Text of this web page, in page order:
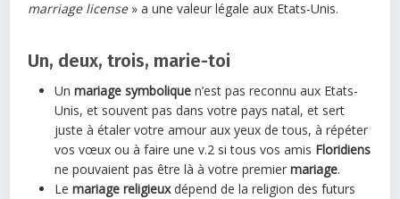
marriage license» a une valeur légale aux Etats-Unis.
Un, deux, trois, marie-toi
Unmariage symbolique n’est pas reconnu aux Etats-
Unis, et souvent pas dans votre pays natal, et sert
juste à étaler votre amour aux yeux de tous, à répéter
vos vœux ou à faire une v.2 si tous vos amis Floridiens
ne pouvaient pas être là à votre premiermariage.
Lemariage religieuxdépend de la religion des futurs